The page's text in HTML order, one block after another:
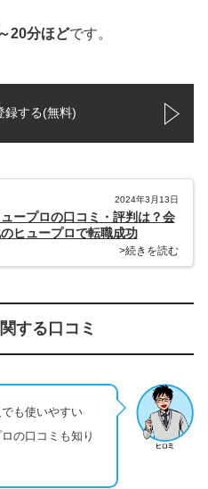
20分ほどです。
録する(無料)
2024年3月13日
ープロの口コミ・評判は？会
ヒュープロで転職成功
>続きを読む
する口コミ
も使いやすい
の口コミも知り